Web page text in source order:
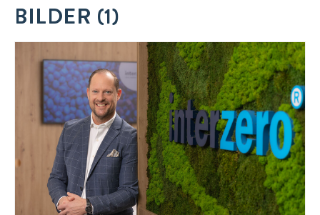
BILDER (1)